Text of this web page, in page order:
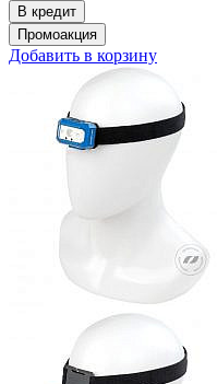
Добавить в корзину